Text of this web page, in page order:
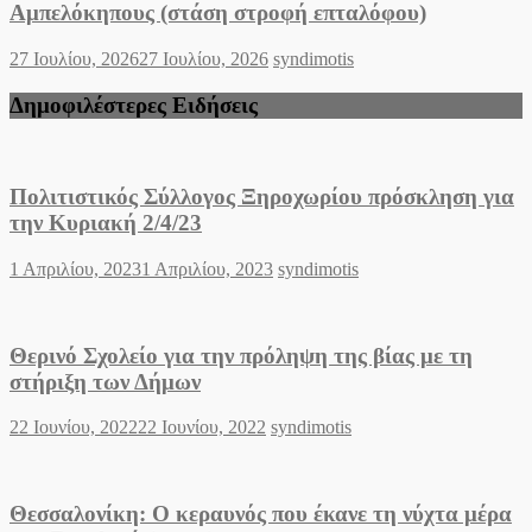
Αμπελόκηπους (στάση στροφή επταλόφου)
Posted
27 Ιουλίου, 202627 Ιουλίου, 2026 Author
syndimotis
Δημοφιλέστερες Ειδήσεις
Πολιτιστικός Σύλλογος Ξηροχωρίου πρόσκληση για
την Κυριακή 2/4/23
Posted
1 Απριλίου, 20231 Απριλίου, 2023 Author
syndimotis
Θερινό Σχολείο για την πρόληψη της βίας με τη
στήριξη των Δήμων
Posted
22 Ιουνίου, 202222 Ιουνίου, 2022 Author
syndimotis
Θεσσαλονίκη: Ο κεραυνός που έκανε τη νύχτα μέρα